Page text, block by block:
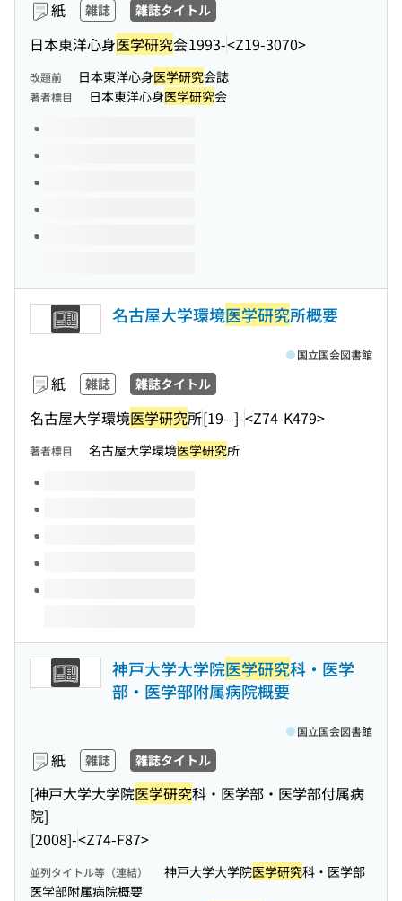
紙 雑誌 雑誌タイトル
日本東洋心身医学研究会1993-<Z19-3070>
改題前 日本東洋心身医学研究会誌
著者標目 日本東洋心身医学研究会
このタイトルの巻号
名古屋大学環境医学研究所概要
紙 雑誌 雑誌タイトル
名古屋大学環境医学研究所[19--]-<Z74-K479>
国立国会図書館
著者標目 名古屋大学環境医学研究所
このタイトルの巻号
神戸大学大学院医学研究科・医学
部・医学部附属病院概要
紙 雑誌 雑誌タイトル
[神戸大学大学院医学研究科・医学部・医学部付属病
院]
[2008]-<Z74-F87>
国立国会図書館
並列タイトル等（連結） 神戸大学大学院医学研究科・医学部
医学部附属病院概要